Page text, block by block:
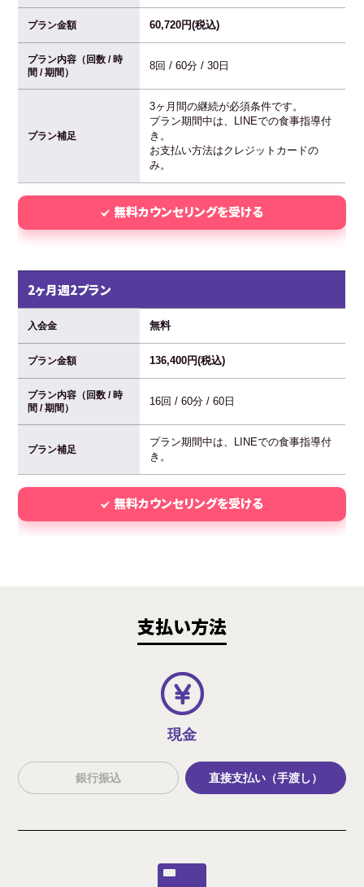
プラン金額 60,720円(税込)
プラン内容（回数 / 時
間 / 期間）
8回 / 60分 / 30日
プラン補足
3ヶ月間の継続が必須条件です。
プラン期間中は、LINEでの食事指導付
き。
お支払い方法はクレジットカードの
み。
無料カウンセリングを受ける
2ヶ月週2プラン
入会金 無料
プラン金額 136,400円(税込)
プラン内容（回数 / 時
間 / 期間）
16回 / 60分 / 60日
プラン補足
プラン期間中は、LINEでの食事指導付
き。
無料カウンセリングを受ける
支払い方法
現金
銀行振込 直接支払い（手渡し）